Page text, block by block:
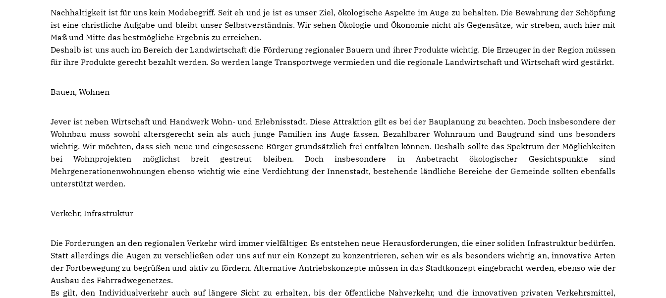
Nachhaltigkeit ist für uns kein Modebegriff. Seit eh und je ist es unser Ziel, ökologische Aspekte im Auge zu behalten. Die Bewahrung der Schöpfung
ist eine christliche Aufgabe und bleibt unser Selbstverständnis. Wir sehen Ökologie und Ökonomie nicht als Gegensätze, wir streben, auch hier mit
Maß und Mitte das bestmögliche Ergebnis zu erreichen.
Deshalb ist uns auch im Bereich der Landwirtschaft die Förderung regionaler Bauern und ihrer Produkte wichtig. Die Erzeuger in der Region müssen
für ihre Produkte gerecht bezahlt werden. So werden lange Transportwege vermieden und die regionale Landwirtschaft und Wirtschaft wird gestärkt.
Bauen, Wohnen
Jever ist neben Wirtschaft und Handwerk Wohn- und Erlebnisstadt. Diese Attraktion gilt es bei der Bauplanung zu beachten. Doch insbesondere der
Wohnbau muss sowohl altersgerecht sein als auch junge Familien ins Auge fassen. Bezahlbarer Wohnraum und Baugrund sind uns besonders
wichtig. Wir möchten, dass sich neue und eingesessene Bürger grundsätzlich frei entfalten können. Deshalb sollte das Spektrum der Möglichkeiten
bei Wohnprojekten möglichst breit gestreut bleiben. Doch insbesondere in Anbetracht ökologischer Gesichtspunkte sind
Mehrgenerationenwohnungen ebenso wichtig wie eine Verdichtung der Innenstadt, bestehende ländliche Bereiche der Gemeinde sollten ebenfalls
unterstützt werden.
Verkehr, Infrastruktur
Die Forderungen an den regionalen Verkehr wird immer vielfältiger. Es entstehen neue Herausforderungen, die einer soliden Infrastruktur bedürfen.
Statt allerdings die Augen zu verschließen oder uns auf nur ein Konzept zu konzentrieren, sehen wir es als besonders wichtig an, innovative Arten
der Fortbewegung zu begrüßen und aktiv zu fördern. Alternative Antriebskonzepte müssen in das Stadtkonzept eingebracht werden, ebenso wie der
Ausbau des Fahrradwegenetzes.
Es gilt, den Individualverkehr auch auf längere Sicht zu erhalten, bis der öffentliche Nahverkehr, und die innovativen privaten Verkehrsmittel,